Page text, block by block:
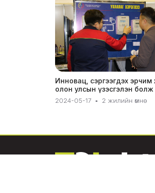
Инновац, сэргээгдэх эрчим
олон улсын үзэсгэлэн
2024-05-17 • 2 жилийн өмнө